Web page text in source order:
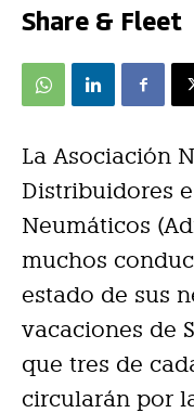
Share & Fleet
La Asociación
Distribuidores
Neumáticos
muchos
estado de sus
vacaciones de
que tres de
circularán por